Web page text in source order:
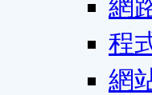
網
程
網